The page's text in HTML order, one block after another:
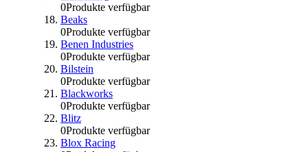
0Produkte verfügbar
Beaks
0Produkte verfügbar
Benen Industries
0Produkte verfügbar
Bilstein
0Produkte verfügbar
Blackworks
0Produkte verfügbar
Blitz
0Produkte verfügbar
Blox Racing